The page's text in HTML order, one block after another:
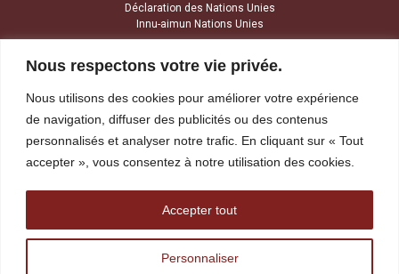
Nous respectons votre vie privée.
Nous utilisons des cookies pour améliorer votre expérience
de navigation, diffuser des publicités ou des contenus
personnalisés et analyser notre trafic. En cliquant sur « Tout
accepter », vous consentez à notre utilisation des cookies.
Personnaliser
Accepter tout
Déclaration des Nations Unies
Innu-aimun Nations Unies
NOUS JOINDRE
1034, avenue Brochu
Tél :418 968-4424
Télécopieur :418 968-1841